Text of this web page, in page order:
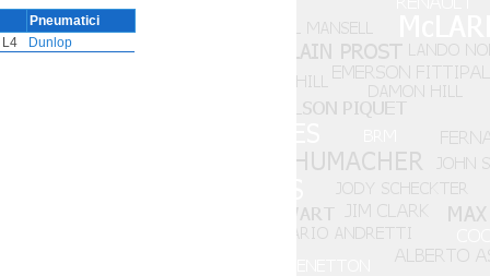
Pneumatici
L4
Dunlop